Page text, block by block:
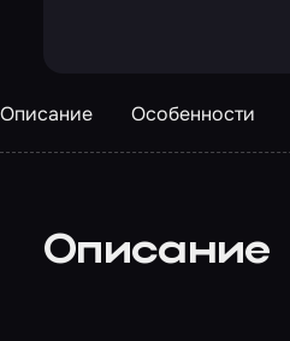
Описание Особенности
Описание